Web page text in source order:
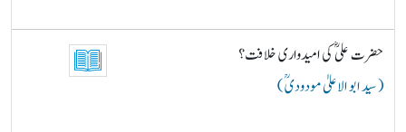
حضرت علیؓ کی امیدواری خلافت؟
( سید ابو الاعلیٰ مودودیؒ )